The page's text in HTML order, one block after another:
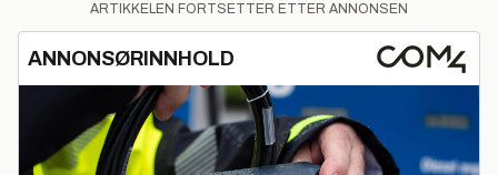
ARTIKKELEN FORTSETTER ETTER ANNONSEN
ANNONSØRINNHOLD